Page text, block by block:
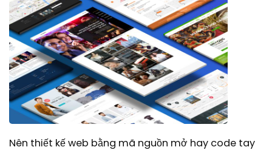
Nên thiết kế web bằng mã nguồn mở hay code tay